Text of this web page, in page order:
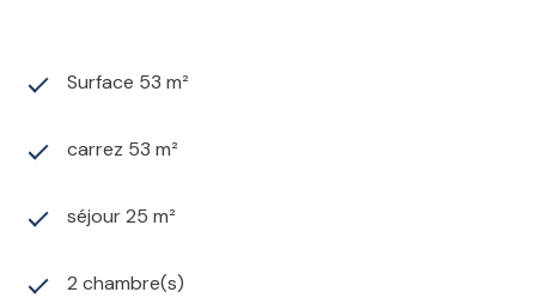
Surface 53 m²
carrez 53 m²
séjour 25 m²
2 chambre(s)